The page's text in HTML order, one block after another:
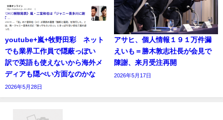
youtube+嵐+牧野田彩 ネット
でも業界工作員で隠蔽っぽい
訳で英語も使えないから海外メ
ディアも隠ぺい方面なのかな
2026年5月28日
アサヒ、個人情報１９１万件漏
えいも＝勝木敦志社長が会見で
陳謝、来月受注再開
2026年5月17日